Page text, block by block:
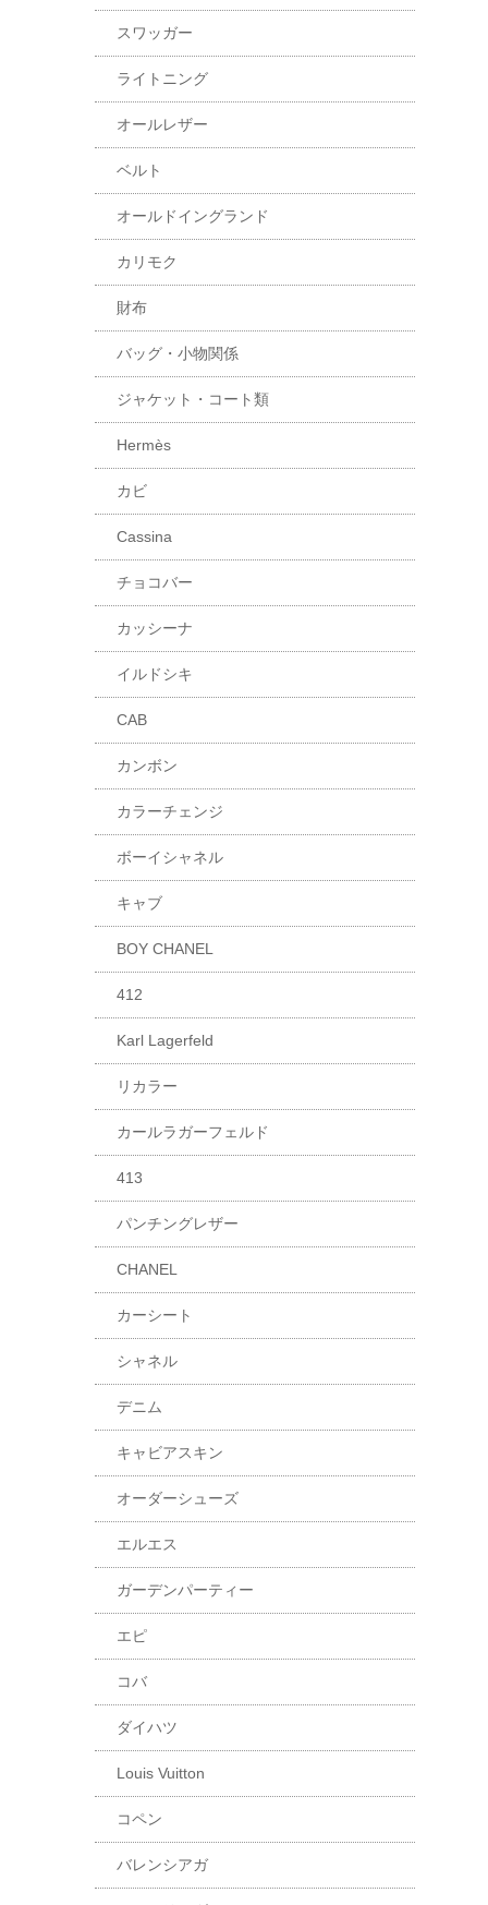
スワッガー
ライトニング
オールレザー
ベルト
オールドイングランド
カリモク
財布
バッグ・小物関係
ジャケット・コート類
Hermès
カビ
Cassina
チョコバー
カッシーナ
イルドシキ
CAB
カンボン
カラーチェンジ
ボーイシャネル
キャブ
BOY CHANEL
412
Karl Lagerfeld
リカラー
カールラガーフェルド
413
パンチングレザー
CHANEL
カーシート
シャネル
デニム
キャビアスキン
オーダーシューズ
エルエス
ガーデンパーティー
エピ
コバ
ダイハツ
Louis Vuitton
コペン
バレンシアガ